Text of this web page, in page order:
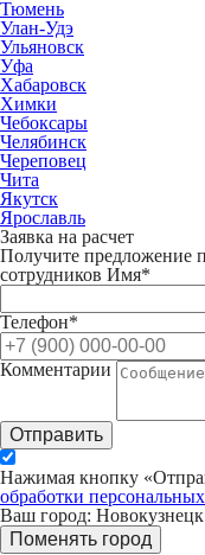
Тюмень
Улан-Удэ
Ульяновск
Уфа
Хабаровск
Химки
Чебоксары
Челябинск
Череповец
Чита
Якутск
Ярославль
Заявка на расчет
Получите предложение
сотрудников Имя*
Телефон*
Комментарии
Отправить
Нажимая кнопку
обработки
Ваш город: Новокузнецк
Поменять город